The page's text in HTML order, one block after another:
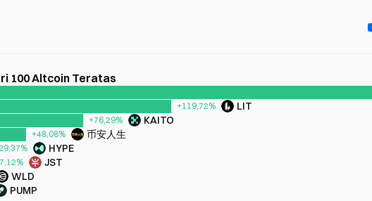
100 Altcoin Teratas
+119,72% LIT
+76,29% KAITO
+48,08% 币安人生
HYPE
JST
WLD
PUMP